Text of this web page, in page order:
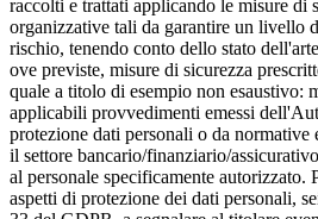
raccolti e trattati applicando le misure di
organizzative tali da garantire un livello
rischio, tenendo conto dello stato
ove previste, misure di sicurezza
quale a titolo di esempio non esaustivo:
applicabili provvedimenti emessi
protezione dati personali o da normative
il settore bancario/finanziario/
al personale specificamente
aspetti di protezione dei dati personali,